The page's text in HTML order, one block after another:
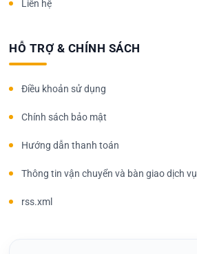
Liên hệ
HỖ TRỢ & CHÍNH SÁCH
Điều khoản sử dụng
Chính sách bảo mật
Hướng dẫn thanh toán
Thông tin vận chuyển và bàn giao dịch vụ
rss.xml